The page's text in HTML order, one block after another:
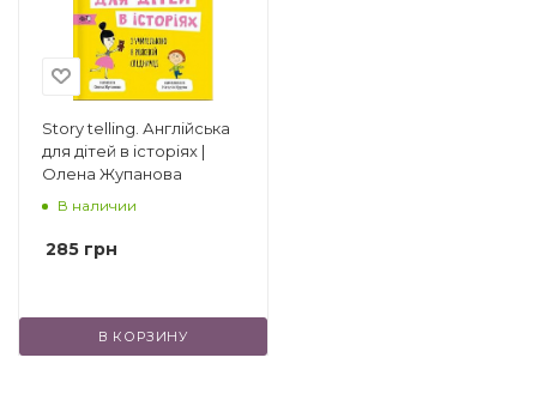
другие.
Story telling. Англійська
для дітей в історіях |
Олена Жупанова
В наличии
285 грн
В КОРЗИНУ